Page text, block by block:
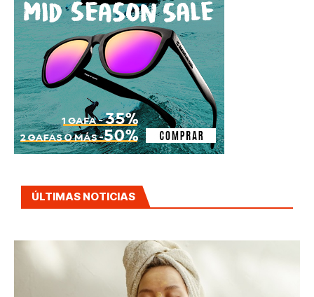
ÚLTIMAS NOTICIAS